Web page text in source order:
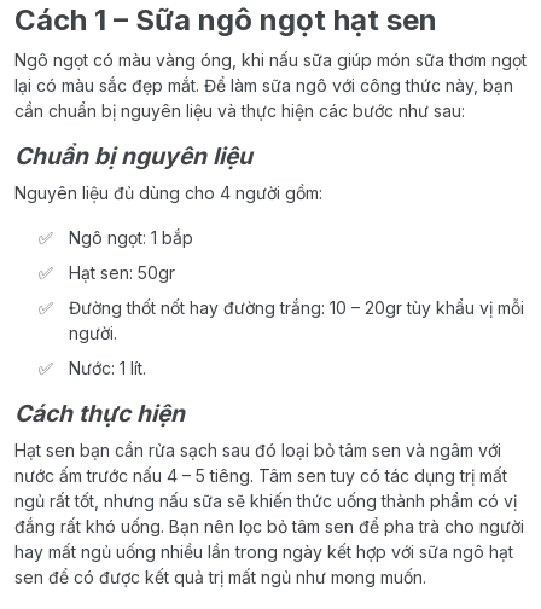
Cách 1 – Sữa ngô ngọt hạt sen
Ngô ngọt có màu vàng óng, khi nấu sữa giúp món sữa thơm ngọt
lại có màu sắc đẹp mắt. Để làm sữa ngô với công thức này, bạn
cần chuẩn bị nguyên liệu và thực hiện các bước như sau:
Chuẩn bị nguyên liệu
Nguyên liệu đủ dùng cho 4 người gồm:
Ngô ngọt: 1 bắp
Hạt sen: 50gr
Đường thốt nốt hay đường trắng: 10 – 20gr tùy khẩu vị mỗi
người.
Nước: 1 lít.
Cách thực hiện
Hạt sen bạn cần rửa sạch sau đó loại bỏ tâm sen và ngâm với
nước ấm trước nấu 4 – 5 tiêng. Tâm sen tuy có tác dụng trị mất
ngủ rất tốt, nhưng nấu sữa sẽ khiến thức uống thành phẩm có vị
đắng rất khó uống. Bạn nên lọc bỏ tâm sen để pha trà cho người
hay mất ngủ uống nhiều lần trong ngày kết hợp với sữa ngô hạt
sen để có được kết quả trị mất ngủ như mong muốn.